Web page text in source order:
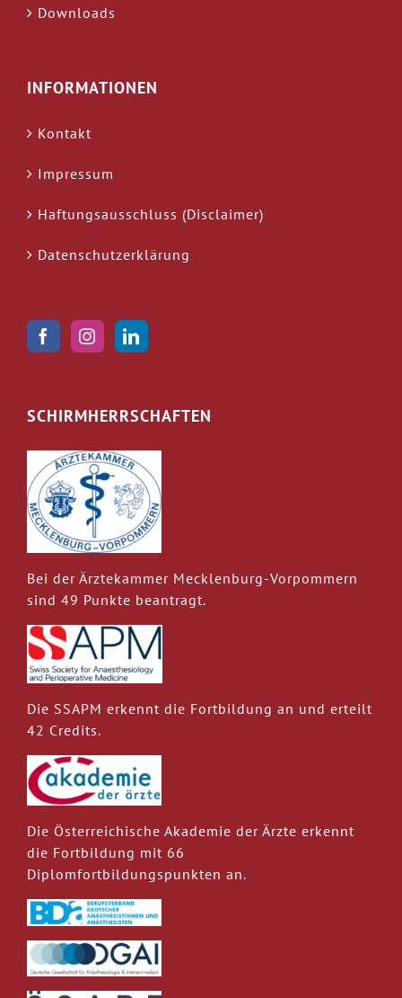
Downloads
INFORMATIONEN
Kontakt
Impressum
Haftungsausschluss (Disclaimer)
Datenschutzerklärung
SCHIRMHERRSCHAFTEN
Bei der Ärztekammer Mecklenburg-Vorpommern
sind 49 Punkte beantragt.
Die SSAPM erkennt die Fortbildung an und erteilt
42 Credits.
Die Österreichische Akademie der Ärzte erkennt
die Fortbildung mit 66
Diplomfortbildungspunkten an.